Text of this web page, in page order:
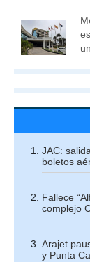
JAC:
boletos
Fallece
complejo
Arajet
y Punta